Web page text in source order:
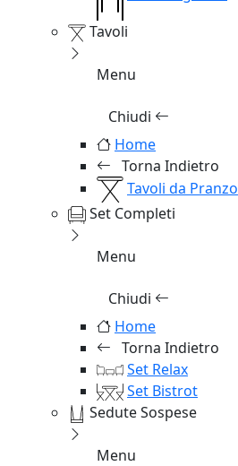
Tavoli
Menu
Chiudi
Home
Torna Indietro
Tavoli da Pranzo
Set Completi
Menu
Chiudi
Home
Torna Indietro
Set Relax
Set Bistrot
Sedute Sospese
Menu